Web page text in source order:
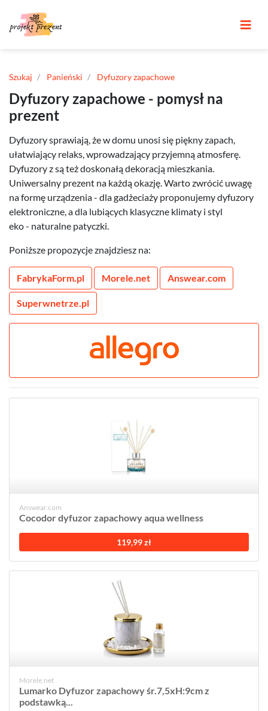
Szukaj Panieński Dyfuzory zapachowe
Dyfuzory zapachowe - pomysł na
prezent
Dyfuzory sprawiają, że w domu unosi się piękny zapach,
ułatwiający relaks, wprowadzający przyjemną atmosferę.
Dyfuzory z są też doskonałą dekoracją mieszkania.
Uniwersalny prezent na każdą okazję. Warto zwrócić uwagę
na formę urządzenia - dla gadżeciaży proponujemy dyfuzory
elektroniczne, a dla lubiących klasyczne klimaty i styl
eko - naturalne patyczki.
Poniższe propozycje znajdziesz na:
FabrykaForm.pl Morele.net Answear.com
Superwnetrze.pl
Answear.com
Cocodor dyfuzor zapachowy aqua wellness
119,99 zł
Morele.net
Lumarko Dyfuzor zapachowy śr.7,5xH:9cm z
podstawką...